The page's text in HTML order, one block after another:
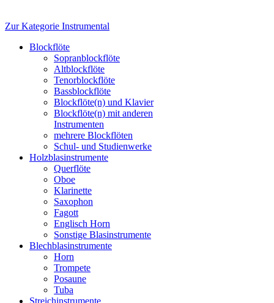
Zur Kategorie Instrumental
Blockflöte
Sopranblockflöte
Altblockflöte
Tenorblockflöte
Bassblockflöte
Blockflöte(n) und Klavier
Blockflöte(n) mit anderen
Instrumenten
mehrere Blockflöten
Schul- und Studienwerke
Holzblasinstrumente
Querflöte
Oboe
Klarinette
Saxophon
Fagott
Englisch Horn
Sonstige Blasinstrumente
Blechblasinstrumente
Horn
Trompete
Posaune
Tuba
Streichinstrumente